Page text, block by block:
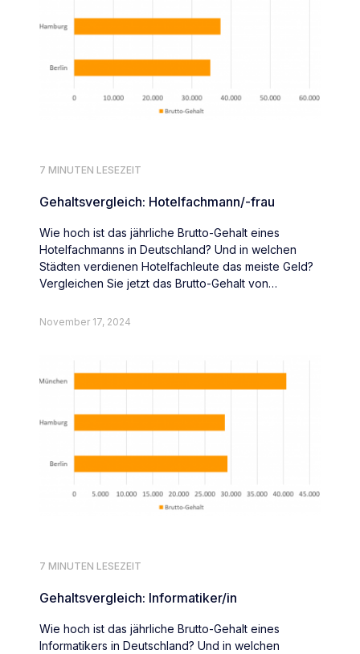
7 MINUTEN LESEZEIT
Gehaltsvergleich: Hotelfachmann/-frau
Wie hoch ist das jährliche Brutto-Gehalt eines
Hotelfachmanns in Deutschland? Und in welchen
Städten verdienen Hotelfachleute das meiste Geld?
Vergleichen Sie jetzt das Brutto-Gehalt von
November 17, 2024
7 MINUTEN LESEZEIT
Gehaltsvergleich: Informatiker/in
Wie hoch ist das jährliche Brutto-Gehalt eines
Informatikers in Deutschland? Und in welchen